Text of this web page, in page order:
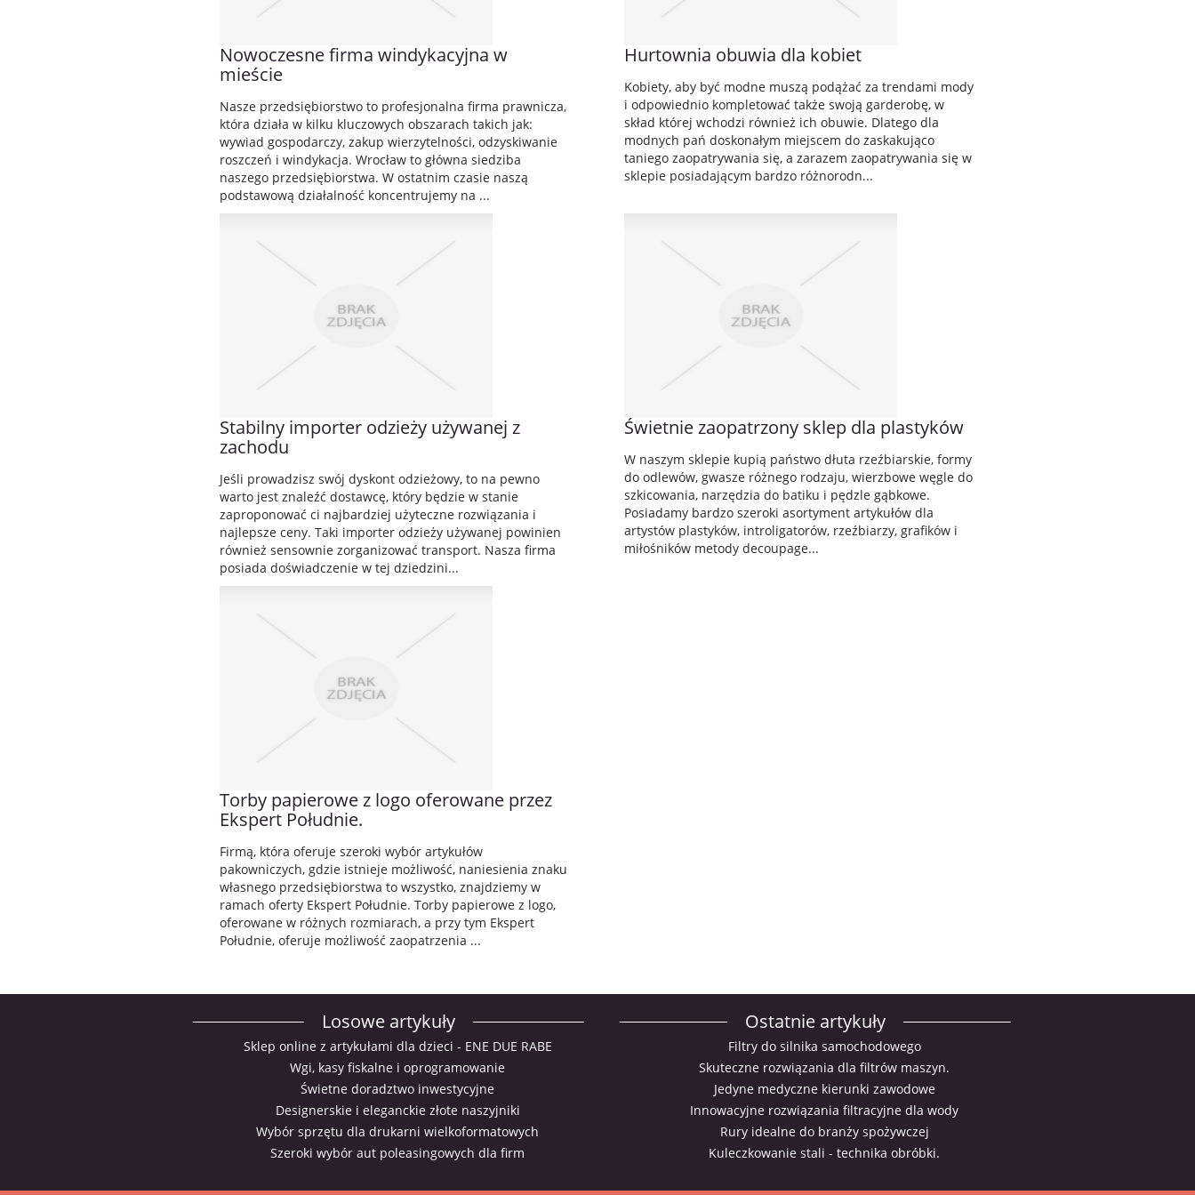
Nowoczesne firma windykacyjna w
mieście
Nasze przedsiębiorstwo to profesjonalna firma prawnicza,
która działa w kilku kluczowych obszarach takich jak:
wywiad gospodarczy, zakup wierzytelności, odzyskiwanie
roszczeń i windykacja. Wrocław to główna siedziba
naszego przedsiębiorstwa. W ostatnim czasie naszą
podstawową działalność koncentrujemy na ...
Hurtownia obuwia dla kobiet
Kobiety, aby być modne muszą podążać za trendami mody
i odpowiednio kompletować także swoją garderobę, w
skład której wchodzi również ich obuwie. Dlatego dla
modnych pań doskonałym miejscem do zaskakująco
taniego zaopatrywania się, a zarazem zaopatrywania się w
sklepie posiadającym bardzo różnorodn...
Stabilny importer odzieży używanej z
zachodu
Jeśli prowadzisz swój dyskont odzieżowy, to na pewno
warto jest znaleźć dostawcę, który będzie w stanie
zaproponować ci najbardziej użyteczne rozwiązania i
najlepsze ceny. Taki importer odzieży używanej powinien
również sensownie zorganizować transport. Nasza firma
posiada doświadczenie w tej dziedzini...
Świetnie zaopatrzony sklep dla plastyków
W naszym sklepie kupią państwo dłuta rzeźbiarskie, formy
do odlewów, gwasze różnego rodzaju, wierzbowe węgle do
szkicowania, narzędzia do batiku i pędzle gąbkowe.
Posiadamy bardzo szeroki asortyment artykułów dla
artystów plastyków, introligatorów, rzeźbiarzy, grafików i
miłośników metody decoupage...
Torby papierowe z logo oferowane przez
Ekspert Południe.
Firmą, która oferuje szeroki wybór artykułów
pakowniczych, gdzie istnieje możliwość, naniesienia znaku
własnego przedsiębiorstwa to wszystko, znajdziemy w
ramach oferty Ekspert Południe. Torby papierowe z logo,
oferowane w różnych rozmiarach, a przy tym Ekspert
Południe, oferuje możliwość zaopatrzenia ...
Losowe artykuły
Sklep online z artykułami dla dzieci - ENE DUE RABE
Wgi, kasy fiskalne i oprogramowanie
Świetne doradztwo inwestycyjne
Designerskie i eleganckie złote naszyjniki
Wybór sprzętu dla drukarni wielkoformatowych
Szeroki wybór aut poleasingowych dla firm
Ostatnie artykuły
Filtry do silnika samochodowego
Skuteczne rozwiązania dla filtrów maszyn.
Jedyne medyczne kierunki zawodowe
Innowacyjne rozwiązania filtracyjne dla wody
Rury idealne do branży spożywczej
Kuleczkowanie stali - technika obróbki.